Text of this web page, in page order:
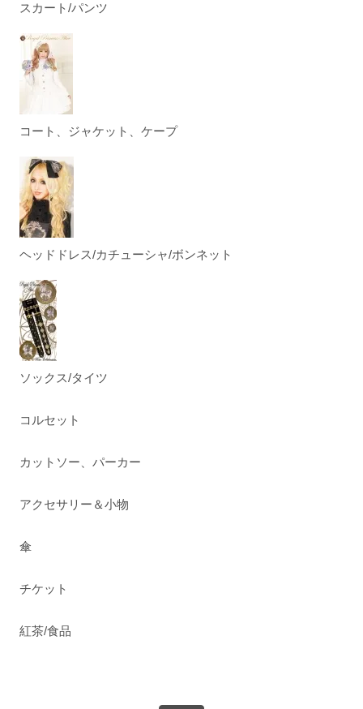
スカート/パンツ
コート、ジャケット、ケープ
ヘッドドレス/カチューシャ/ボンネット
ソックス/タイツ
コルセット
カットソー、パーカー
アクセサリー＆小物
傘
チケット
紅茶/食品